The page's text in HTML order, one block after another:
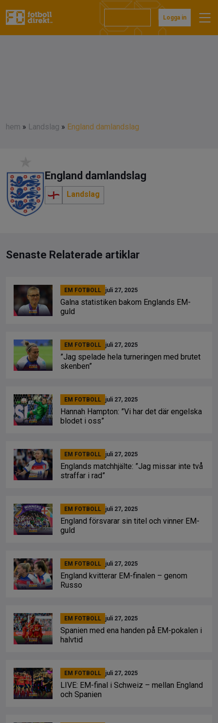
Logga in
hem » Landslag » England damlandslag
England damlandslag
Landslag
Senaste Relaterade artiklar
EM FOTBOLL juli 27, 2025
Galna statistiken bakom Englands EM-
guld
EM FOTBOLL juli 27, 2025
”Jag spelade hela turneringen med brutet
skenben”
EM FOTBOLL juli 27, 2025
Hannah Hampton: ”Vi har det där engelska
blodet i oss”
EM FOTBOLL juli 27, 2025
Englands matchhjälte: ”Jag missar inte två
straffar i rad”
EM FOTBOLL juli 27, 2025
England försvarar sin titel och vinner EM-
guld
EM FOTBOLL juli 27, 2025
England kvitterar EM-finalen – genom
Russo
EM FOTBOLL juli 27, 2025
Spanien med ena handen på EM-pokalen i
halvtid
EM FOTBOLL juli 27, 2025
LIVE: EM-final i Schweiz – mellan England
och Spanien